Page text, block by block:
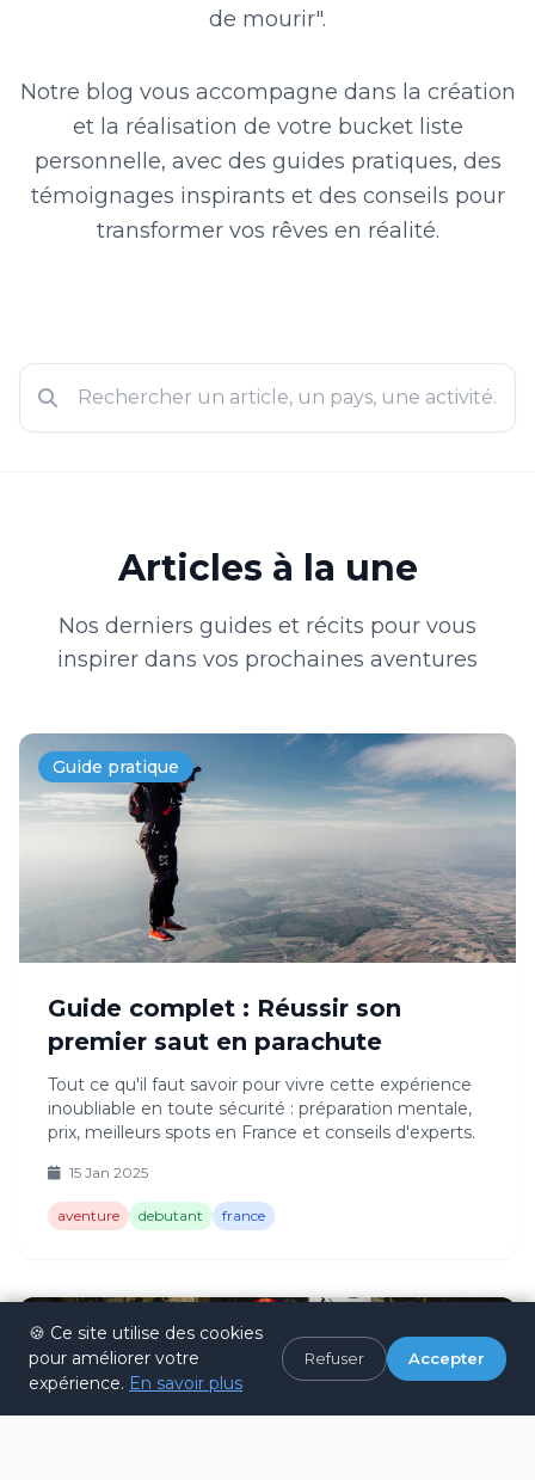
de mourir".
Notre blog vous accompagne dans la création
et la réalisation de votre bucket liste
personnelle, avec des guides pratiques, des
témoignages inspirants et des conseils pour
transformer vos rêves en réalité.
Articles à la une
Nos derniers guides et récits pour vous
inspirer dans vos prochaines aventures
Guide pratique
Guide complet : Réussir son
premier saut en parachute
Tout ce qu'il faut savoir pour vivre cette expérience
inoubliable en toute sécurité : préparation mentale,
prix, meilleurs spots en France et conseils d'experts.
15 Jan 2025
aventure debutant france
Récit de voyage
🍪 Ce site utilise des cookies
pour améliorer votre
expérience. En savoir plus
Refuser Accepter